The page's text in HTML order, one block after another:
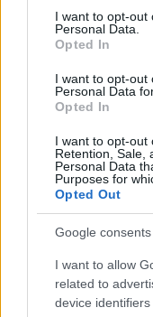
consent section.
I want to opt-out
Personal Data.
Opted In
I want to opt-out
Personal Data
Opted In
I want to opt-out
Retention, Sale,
Personal Data
Purposes for
Opted Out
Google consents
I want to allow
related to
device identifiers
Come trasformare
Edoardo Marchesi · 7 Ago
SERVIZI PER LE